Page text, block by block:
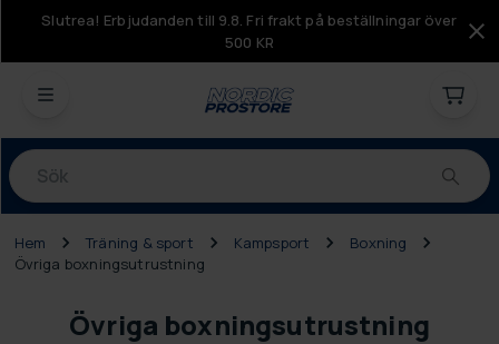
Slutrea! Erbjudanden till 9.8. Fri frakt på beställningar över
500 KR
Produkter
Hem Träning & sport Kampsport
Boxning
Övriga boxningsutrustning
Övriga boxningsutrustning